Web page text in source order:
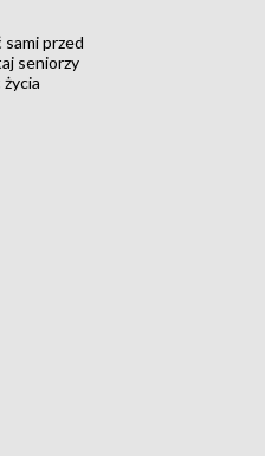
sami przed
seniorzy